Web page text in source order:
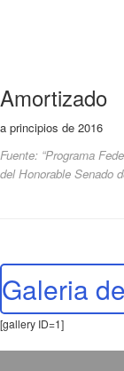
Amortizado
a principios de 2016
Fuente: “Programa
del Honorable Senado
Galeria
[gallery ID=1]